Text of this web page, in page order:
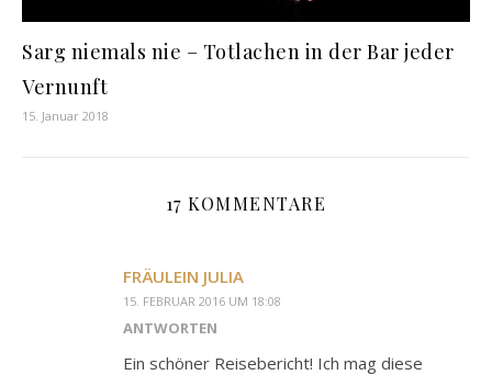
Sarg niemals nie – Totlachen in der Bar jeder
Vernunft
15. Januar 2018
17 KOMMENTARE
FRÄULEIN JULIA
15. FEBRUAR 2016 UM 18:08
ANTWORTEN
Ein schöner Reisebericht! Ich mag diese